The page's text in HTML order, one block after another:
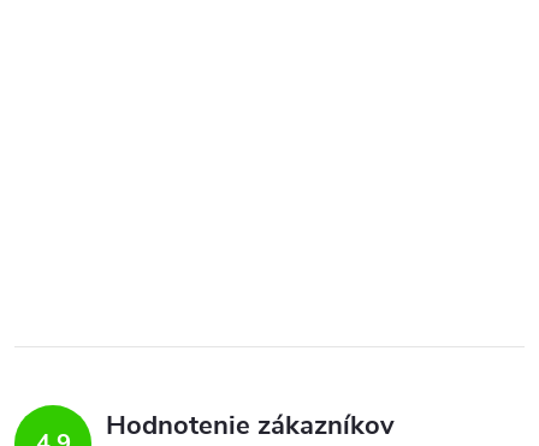
Hodnotenie zákazníkov